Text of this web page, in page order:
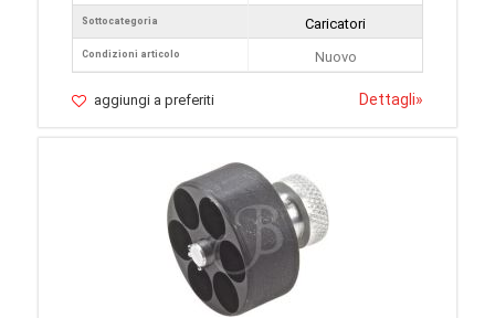
Sottocategoria
Condizioni articolo
Caricatori
Nuovo
aggiungi a preferiti Dettagli»